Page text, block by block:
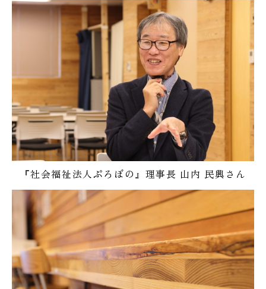
『社会福祉法人ぷろぼの』理事長 山内 民興さん